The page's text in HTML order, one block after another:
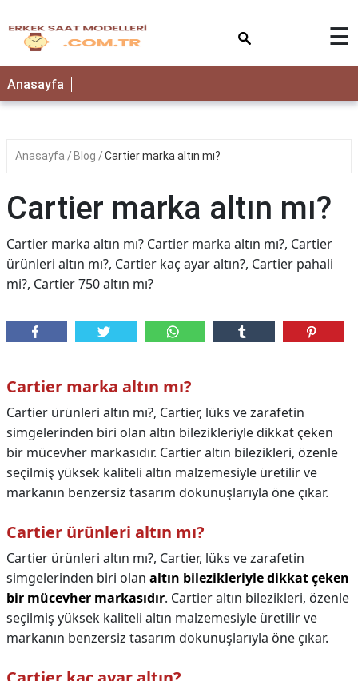
☰
Anasayfa
Anasayfa Blog Cartier marka altın mı?
Cartier marka altın mı?
Cartier marka altın mı? Cartier marka altın mı?, Cartier
ürünleri altın mı?, Cartier kaç ayar altın?, Cartier pahali
mi?, Cartier 750 altın mı?
Cartier marka altın mı?
Cartier ürünleri altın mı?, Cartier, lüks ve zarafetin
simgelerinden biri olan altın bilezikleriyle dikkat çeken
bir mücevher markasıdır. Cartier altın bilezikleri, özenle
seçilmiş yüksek kaliteli altın malzemesiyle üretilir ve
markanın benzersiz tasarım dokunuşlarıyla öne çıkar.
Cartier ürünleri altın mı?
Cartier ürünleri altın mı?, Cartier, lüks ve zarafetin
simgelerinden biri olan altın bilezikleriyle dikkat çeken
bir mücevher markasıdır. Cartier altın bilezikleri, özenle
seçilmiş yüksek kaliteli altın malzemesiyle üretilir ve
markanın benzersiz tasarım dokunuşlarıyla öne çıkar.